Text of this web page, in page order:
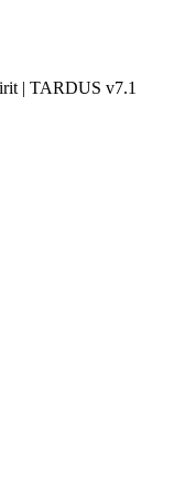
| TARDUS v7.1